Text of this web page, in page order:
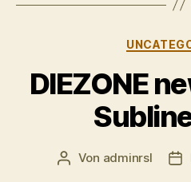
DIEZONE
Beitragsautor
Von adminrsl